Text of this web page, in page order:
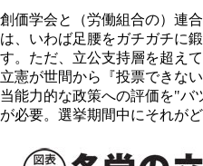
創価学会と（労働組合の）連
は、いわば足腰をガチガチに
す。ただ、立公支持層を超え
立憲が世間から『投票できな
当能力的な政策への評価を"バ
が必要。選挙期間中にそれが